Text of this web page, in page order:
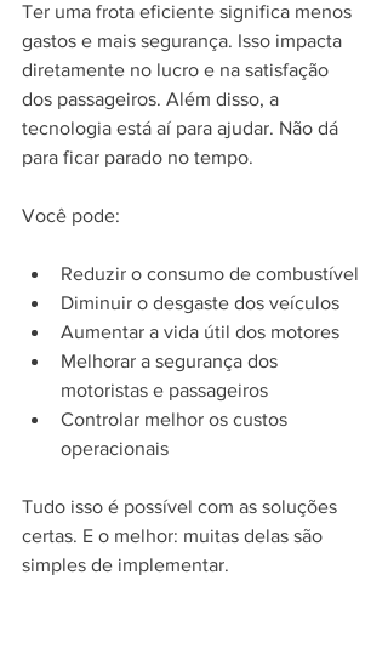
Ter uma frota eficiente significa menos
gastos e mais segurança. Isso impacta
diretamente no lucro e na satisfação
dos passageiros. Além disso, a
tecnologia está aí para ajudar. Não dá
para ficar parado no tempo.
Você pode:
Reduzir o consumo de combustível
Diminuir o desgaste dos veículos
Aumentar a vida útil dos motores
Melhorar a segurança dos
motoristas e passageiros
Controlar melhor os custos
operacionais
Tudo isso é possível com as soluções
certas. E o melhor: muitas delas são
simples de implementar.